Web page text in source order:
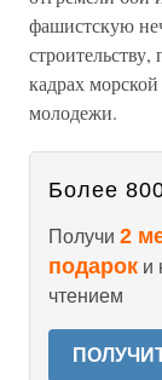
фашистскую
кадрах
молодежи.
Более
Получи 2
подарок и
чтением